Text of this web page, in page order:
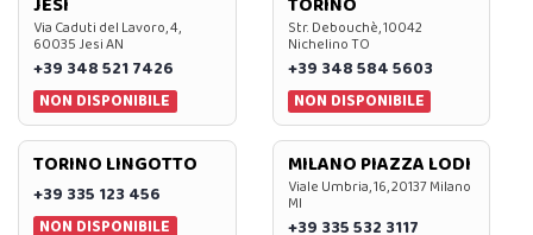
Via Caduti del Lavoro, 4,
60035 Jesi AN
+39 348 521 7426
NON DISPONIBILE
Str. Debouchè, 10042
Nichelino TO
+39 348 584 5603
NON DISPONIBILE
TORINO LINGOTTO
+39 335 123 456
NON DISPONIBILE
MILANO PIAZZA LODI
Viale Umbria, 16, 20137 Milano
MI
+39 335 532 3117